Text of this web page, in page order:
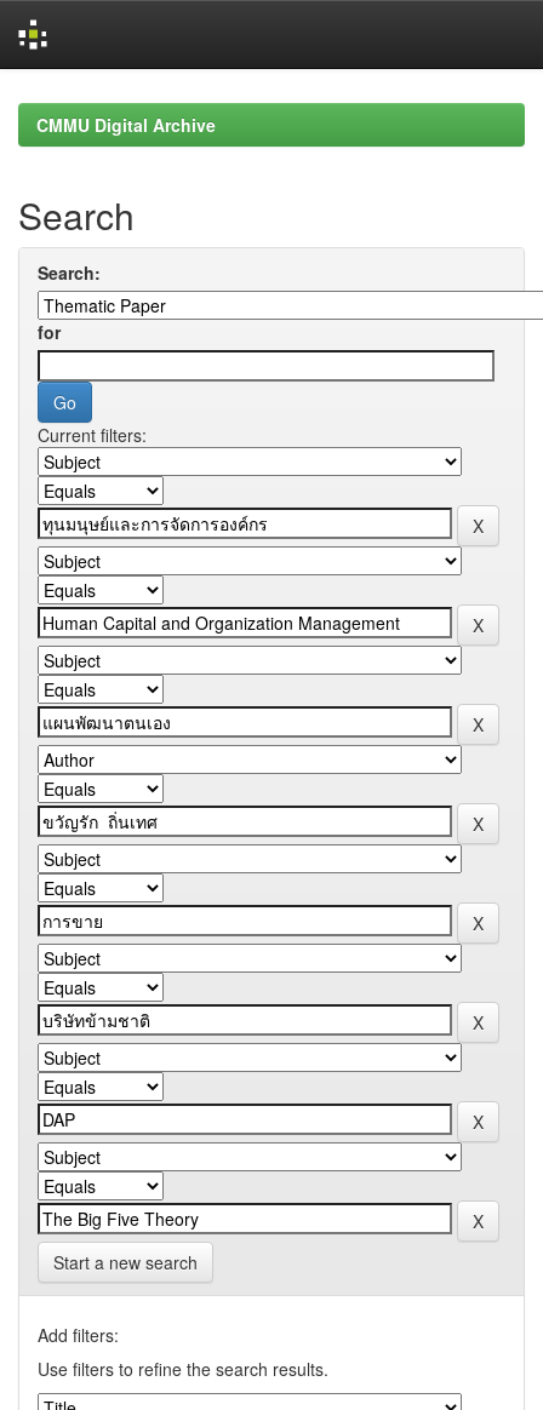
navigationCMMU Digital Archive
Search
Search:
for
Current filters:
Start a new search
Add filters:
Use filters to refine the search results.